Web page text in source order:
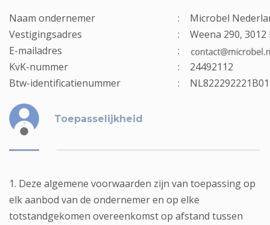
Naam ondernemer :
Microbel
Vestigingsadres
:
Weena 290,
E-mailadres
:
KvK-nummer
:
24492112
Btw-identificatienummer
:
Toepasselijkheid
1. Deze algemene voorwaarden zijn van toepassing op
elk aanbod van de ondernemer en op elke
totstandgekomen overeenkomst op afstand tussen